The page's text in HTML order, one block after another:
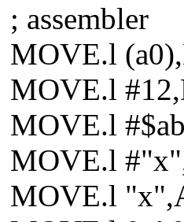
; assembler
MOVE.l
MOVE.l
MOVE.l
MOVE.l
MOVE.l